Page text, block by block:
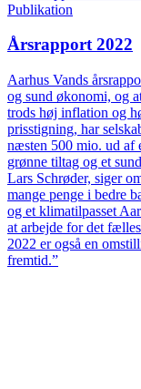
Publikation
Årsrapport 2022
Aarhus Vands
og sund økonomi, og
trods høj inflation og
prisstigning, har
næsten 500 mio. ud af
grønne tiltag og et
Lars Schrøder, siger
mange penge i bedre
og et klimatilpasset
at arbejde for det
2022 er også en
fremtid.”